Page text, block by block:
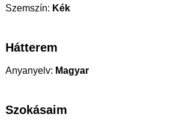
Szemszín: Kék
Hátterem
Anyanyelv: Magyar
Szokásaim